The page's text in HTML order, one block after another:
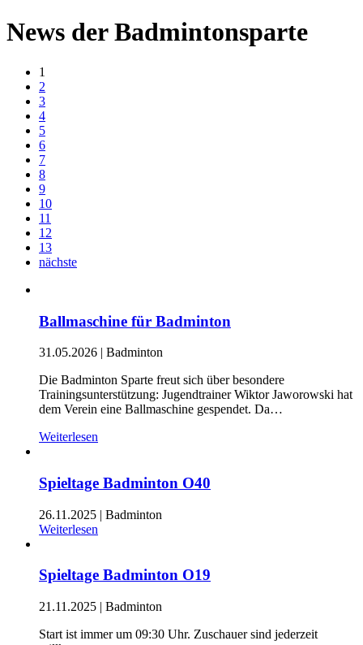
News der Badmintonsparte
1
2
3
4
5
6
7
8
9
10
11
12
13
nächste
Ballmaschine für Badminton
31.05.2026 | Badminton
Die Badminton Sparte freut sich über besondere
Trainingsunterstützung: Jugendtrainer Wiktor Jaworowski hat
dem Verein eine Ballmaschine gespendet. Da…
Weiterlesen
Spieltage Badminton O40
26.11.2025 | Badminton
Weiterlesen
Spieltage Badminton O19
21.11.2025 | Badminton
Start ist immer um 09:30 Uhr. Zuschauer sind jederzeit